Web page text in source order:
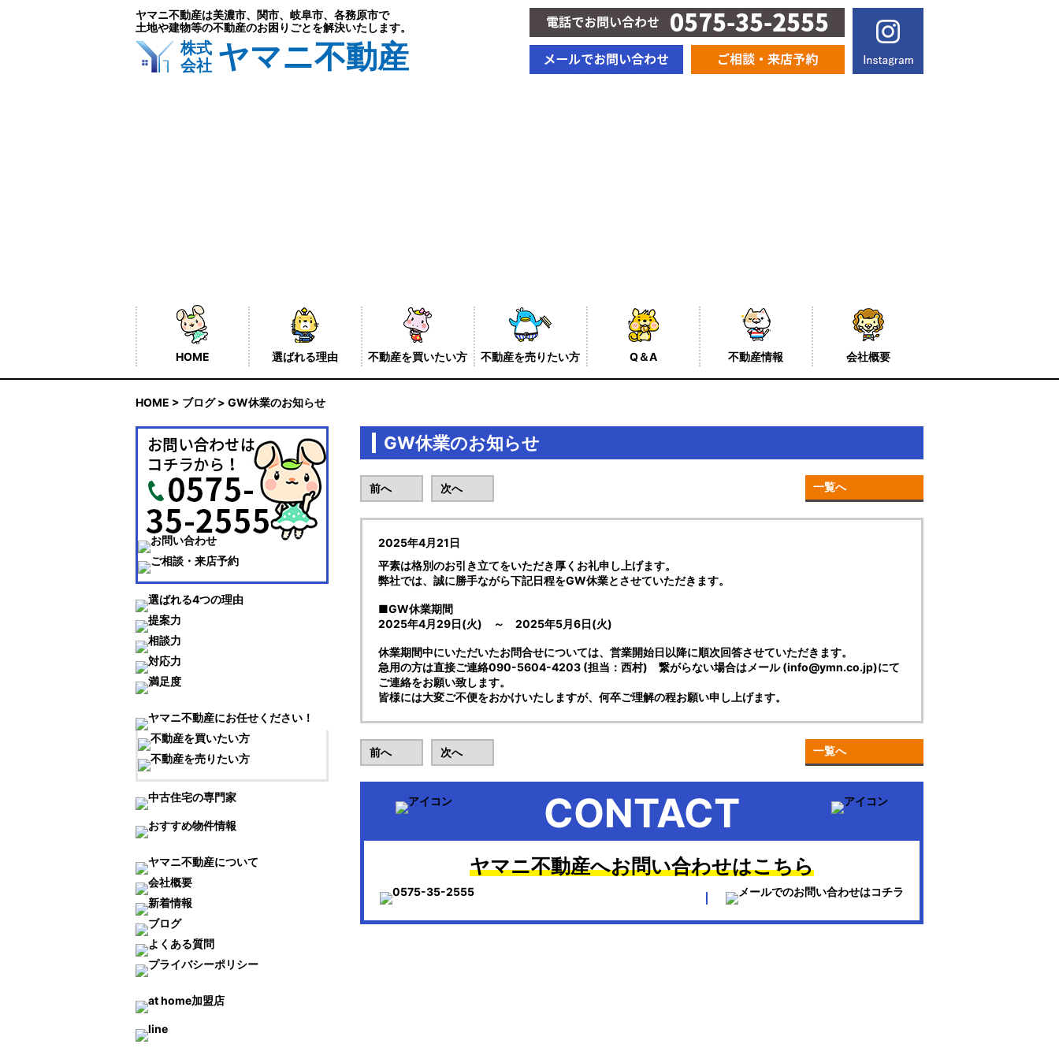
ヤマニ不動産は美濃市、関市、岐阜市、各務原市で
土地や建物等の不動産のお困りごとを解決いたします。
株式
会社 ヤマニ不動産
HOME 選ばれる理由 不動産を買いたい方 不動産を売りたい方 Q＆A 不動産情報 会社概要
HOME > ブログ> GW休業のお知らせ
GW休業のお知らせ
前へ 次へ 一覧へ
2025年4月21日
平素は格別のお引き立てをいただき厚くお礼申し上げます。
弊社では、誠に勝手ながら下記日程をGW休業とさせていただきます。
■GW休業期間
2025年4月29日(火) ～ 2025年5月6日(火)
休業期間中にいただいたお問合せについては、営業開始日以降に順次回答させていただきます。
急用の方は直接ご連絡090-5604-4203 (担当：西村) 繋がらない場合はメール (info@ymn.co.jp)にて
ご連絡をお願い致します。
皆様には大変ご不便をおかけいたしますが、何卒ご理解の程お願い申し上げます。
前へ 次へ 一覧へ
CONTACT
ヤマニ不動産へお問い合わせはこちら